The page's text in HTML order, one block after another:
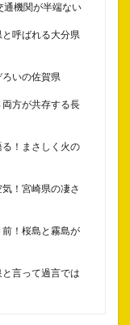
通機関が半端ない
呼ばれる大分県
いの佐賀県
方が共存する長
！まさしく火の
！宮崎県の凄さ
！桜島と霧島が
言って過言では